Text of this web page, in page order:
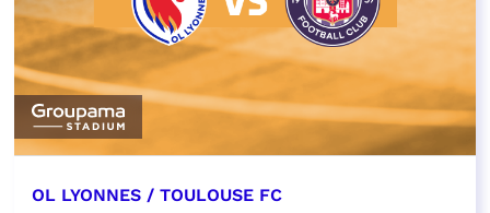
OL LYONNES / TOULOUSE FC